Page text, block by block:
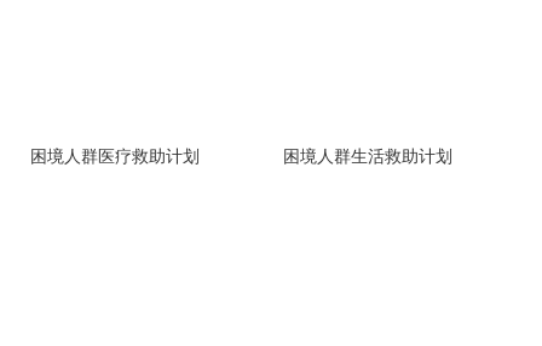
困境人群医疗救助计划 困境人群生活救助计划